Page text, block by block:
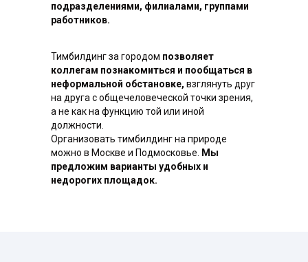
подразделениями, филиалами, группами
работников.
Тимбилдинг за городом позволяет
коллегам познакомиться и пообщаться в
неформальной обстановке, взглянуть друг
на друга с общечеловеческой точки зрения,
а не как на функцию той или иной
должности.
Организовать тимбилдинг на природе
можно в Москве и Подмосковье.
Мы
предложим варианты удобных и
недорогих площадок.